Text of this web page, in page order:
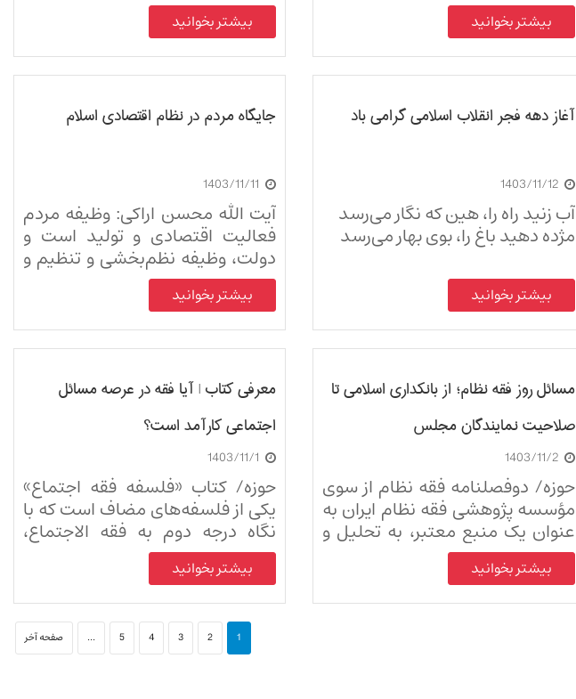
بیشتر بخوانید بیشتر بخوانید
آغاز دهه فجر انقلاب اسلامی گرامی‌ باد
1403/11/12
آب زنید راه را،‌ هین که نگار می‌رسد
مژده دهید باغ را، بوی بهار می‌رسد
بیشتر بخوانید
جایگاه مردم در نظام اقتصادی اسلام
1403/11/11
آیت الله محسن اراکی: وظیفه مردم
فعالیت اقتصادی و تولید است و
دولت، وظیفه نظم‌بخشی و تنظیم و
برقراری روابط با کشورها برای تجارت
خارجی را عهده‌دار است.
بیشتر بخوانید
مسائل روز فقه نظام؛ از بانکداری اسلامی تا
صلاحیت نمایندگان مجلس
1403/11/2
حوزه/ دوفصلنامه فقه نظام از سوی
مؤسسه پژوهشی فقه نظام ایران به
عنوان یک منبع معتبر، به تحلیل و
بررسی نکات کلیدی فقه نظام و
تعامل آن با مسائل روز می‌پردازد.
بیشتر بخوانید
معرفی کتاب | آیا فقه در عرصه مسائل
اجتماعی کارآمد است؟
1403/11/1
حوزه/ کتاب «فلسفه فقه اجتماع»
یکی از فلسفه‌های مضاف است که با
نگاه درجه دوم به فقه الاجتماع،
کارآمدی فقه در عرصه مسائل
اجتماعی را نشان می‌دهد.
بیشتر بخوانید
1
2
3
4
5
... صفحه آخر